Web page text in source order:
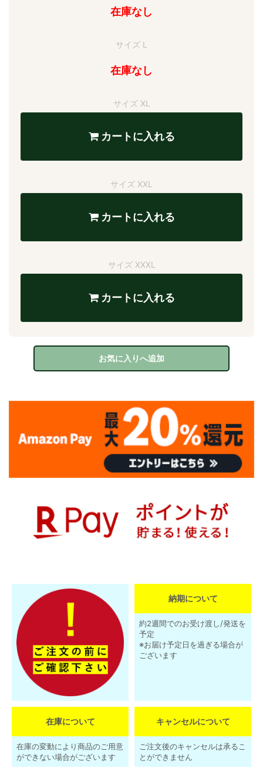
在庫なし
サイズ L
在庫なし
サイズ XL
カートに入れる
サイズ XXL
カートに入れる
サイズ XXXL
カートに入れる
お気に入りへ追加
納期について
約2週間でのお受け渡し/発送を
予定
※お届け予定日を過ぎる場合が
ございます
在庫について
在庫の変動により商品のご用意
ができない場合がございます
キャンセルについて
ご注文後のキャンセルは承るこ
とができません